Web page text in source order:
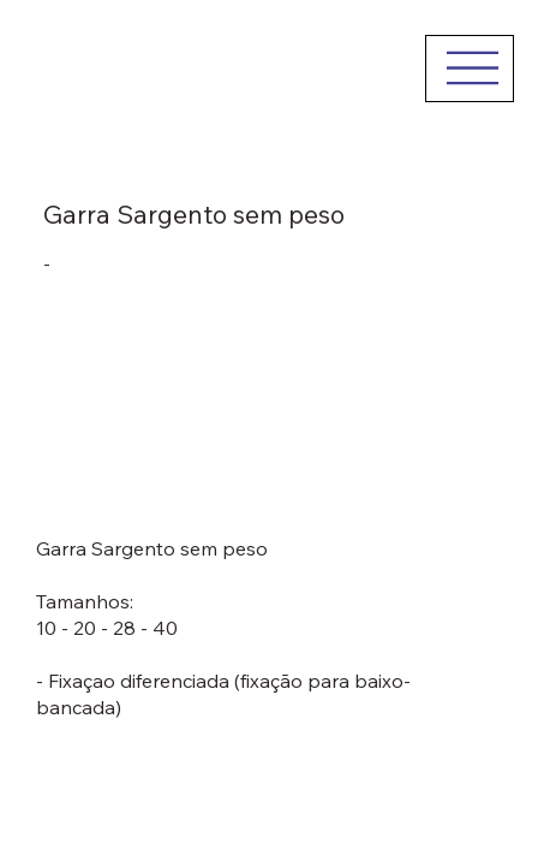
Garra Sargento sem peso
-
Garra Sargento sem peso
Tamanhos:
10 - 20 - 28 - 40
- Fixaçao diferenciada (fixação para baixo-
bancada)